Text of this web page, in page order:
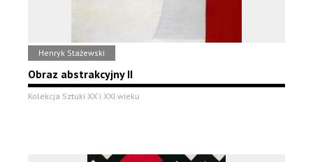
Henryk Stażewski
Obraz abstrakcyjny II
Kolekcja Sztuki XX i XXI wieku